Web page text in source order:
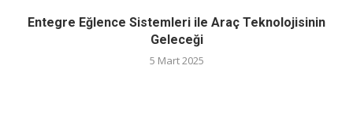
Entegre Eğlence Sistemleri ile Araç Teknolojisinin
Geleceği
5 Mart 2025